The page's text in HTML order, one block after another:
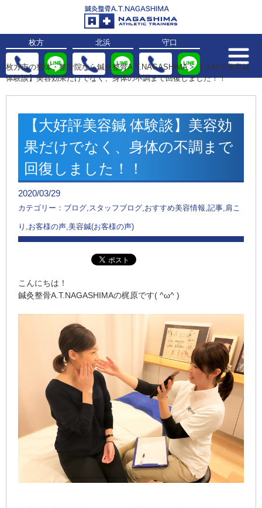
枚方 北浜 守口
枚方市の整体・整骨院なら鍼灸整骨A.T.NAGASHIMA>【大好評美容鍼
体験談】美容効果だけでなく、身体の不調まで回復しました！！
【大好評美容鍼 体験談】美容効
果だけでなく、身体の不調まで
回復しました！！
2020/03/29
カテゴリー：ブログ,スタッフブログ,おすすめ美容情報,記事,肩こ
り,お客様の声,美容鍼(お客様の声)
こんにちは！
鍼灸整骨A.T.NAGASHIMAの梶原です( ^ω^ )